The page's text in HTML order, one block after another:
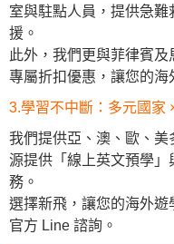
室與駐點人員，提供急
援。
此外，我們更與菲律賓
專屬折扣優惠，讓您的海
3.學習不中斷：多元國家
我們提供亞、澳、歐、
源提供「線上英文預學
務。
選擇新飛，讓您的海外遊
官方 Line 諮詢。